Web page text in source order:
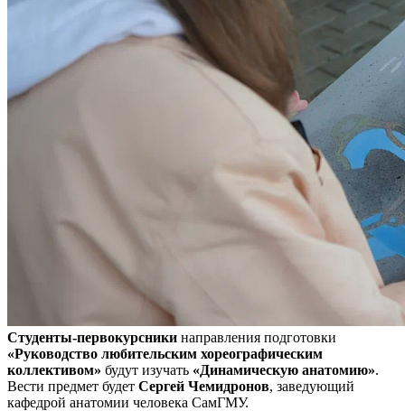
Студенты-первокурсники направления подготовки
«Руководство любительским хореографическим
коллективом» будут изучать «Динамическую анатомию».
Вести предмет будет Сергей Чемидронов, заведующий
кафедрой анатомии человека СамГМУ.